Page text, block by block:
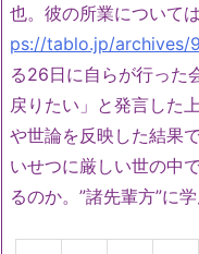
也。彼の所業について
ps://tablo.jp/archives/
る26日に自らが行った
戻りたい」と発言した
や世論を反映した結果
いせつに厳しい世の中
るのか。”諸先輩方”に